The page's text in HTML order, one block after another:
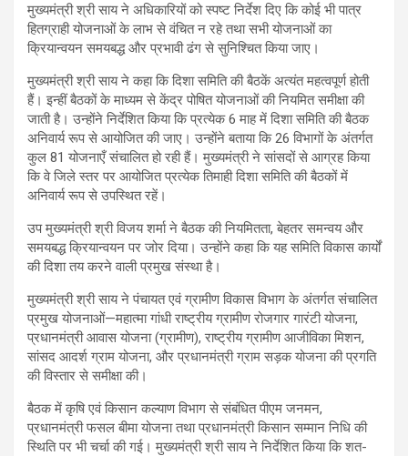
मुख्यमंत्री श्री साय ने अधिकारियों को स्पष्ट निर्देश दिए कि कोई भी पात्र
हितग्राही योजनाओं के लाभ से वंचित न रहे तथा सभी योजनाओं का
क्रियान्वयन समयबद्ध और प्रभावी ढंग से सुनिश्चित किया जाए।
मुख्यमंत्री श्री साय ने कहा कि दिशा समिति की बैठकें अत्यंत महत्वपूर्ण होती
हैं। इन्हीं बैठकों के माध्यम से केंद्र पोषित योजनाओं की नियमित समीक्षा की
जाती है। उन्होंने निर्देशित किया कि प्रत्येक 6 माह में दिशा समिति की बैठक
अनिवार्य रूप से आयोजित की जाए। उन्होंने बताया कि 26 विभागों के अंतर्गत
कुल 81 योजनाएँ संचालित हो रही हैं। मुख्यमंत्री ने सांसदों से आग्रह किया
कि वे जिले स्तर पर आयोजित प्रत्येक तिमाही दिशा समिति की बैठकों में
अनिवार्य रूप से उपस्थित रहें।
उप मुख्यमंत्री श्री विजय शर्मा ने बैठक की नियमितता, बेहतर समन्वय और
समयबद्ध क्रियान्वयन पर जोर दिया। उन्होंने कहा कि यह समिति विकास कार्यों
की दिशा तय करने वाली प्रमुख संस्था है।
मुख्यमंत्री श्री साय ने पंचायत एवं ग्रामीण विकास विभाग के अंतर्गत संचालित
प्रमुख योजनाओं—महात्मा गांधी राष्ट्रीय ग्रामीण रोजगार गारंटी योजना,
प्रधानमंत्री आवास योजना (ग्रामीण), राष्ट्रीय ग्रामीण आजीविका मिशन,
सांसद आदर्श ग्राम योजना, और प्रधानमंत्री ग्राम सड़क योजना की प्रगति
की विस्तार से समीक्षा की।
बैठक में कृषि एवं किसान कल्याण विभाग से संबंधित पीएम जनमन,
प्रधानमंत्री फसल बीमा योजना तथा प्रधानमंत्री किसान सम्मान निधि की
स्थिति पर भी चर्चा की गई। मुख्यमंत्री श्री साय ने निर्देशित किया कि शत-